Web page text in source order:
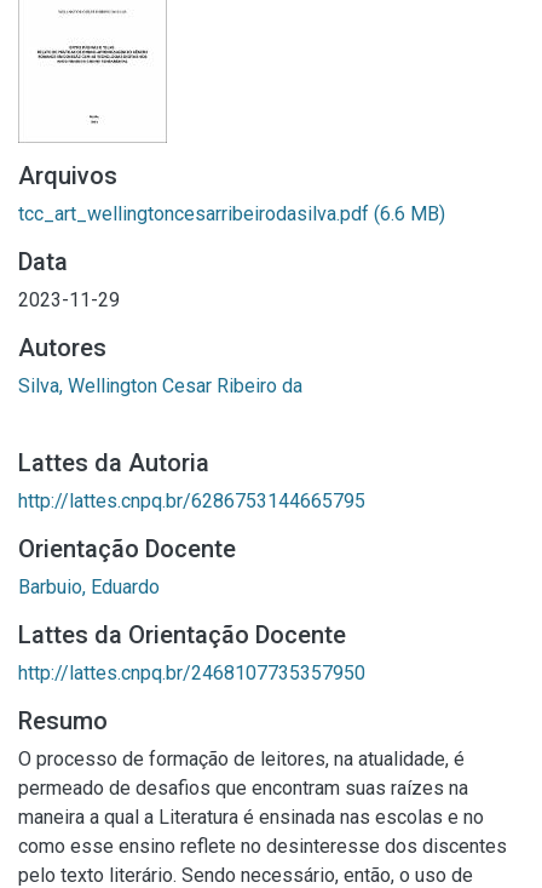
Arquivos
tcc_art_wellingtoncesarribeirodasilva.pdf (6.6 MB)
Data
2023-11-29
Autores
Silva, Wellington Cesar Ribeiro da
Lattes da Autoria
http://lattes.cnpq.br/6286753144665795
Orientação Docente
Barbuio, Eduardo
Lattes da Orientação Docente
http://lattes.cnpq.br/2468107735357950
Resumo
O processo de formação de leitores, na atualidade, é
permeado de desafios que encontram suas raízes na
maneira a qual a Literatura é ensinada nas escolas e no
como esse ensino reflete no desinteresse dos discentes
pelo texto literário. Sendo necessário, então, o uso de